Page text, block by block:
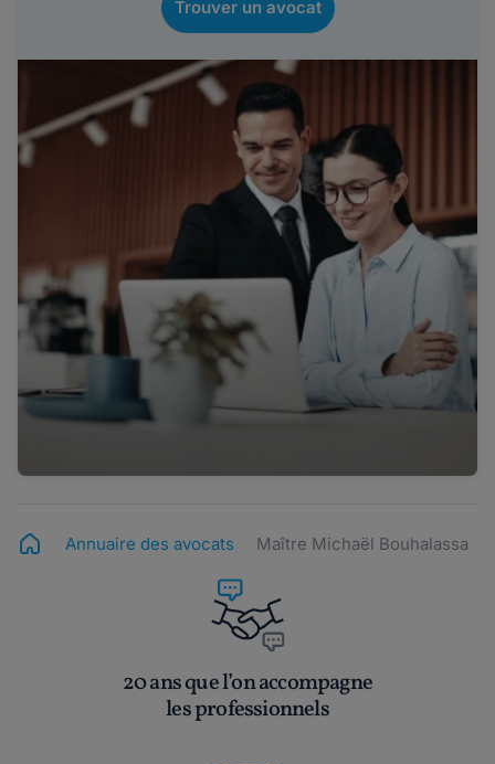
Trouver un avocat
Annuaire des avocats Maître Michaël Bouhalassa
20 ans que l’on accompagne
les professionnels